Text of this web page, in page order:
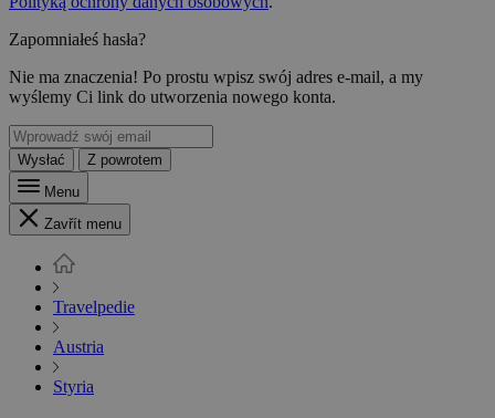
Zapomniałeś hasła?
Nie ma znaczenia! Po prostu wpisz swój adres e-mail, a my
wyślemy Ci link do utworzenia nowego konta.
Wysłać
Z powrotem
Menu
Zavřít menu
Travelpedie
Austria
Styria